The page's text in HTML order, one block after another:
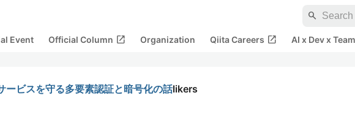
search
Event Official Column open_in_new Organization Qiita Careers open_in_new AI x Dev x Team
ービスを守る多要素認証と暗号化の話likers